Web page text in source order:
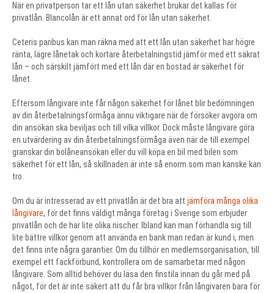
När en privatperson tar ett lån utan säkerhet brukar det kallas för
privatlån. Blancolån är ett annat ord för lån utan säkerhet.
Ceteris paribus kan man räkna med att ett lån utan säkerhet har högre
ränta, lägre lånetak och kortare återbetalningstid jämför med ett säkrat
lån – och särskilt jämfört med ett lån där en bostad är säkerhet för
lånet.
Eftersom långivare inte får någon säkerhet för lånet blir bedömningen
av din återbetalningsförmåga ännu viktigare när de försöker avgöra om
din ansökan ska beviljas och till vilka villkor. Dock måste långivare göra
en utvärdering av din återbetalningsförmåga även när de till exempel
granskar din bolåneansökan eller du vill köpa en bil med bilen som
säkerhet för ett lån, så skillnaden är inte så enorm som man kanske kan
tro.
Om du är intresserad av ett privatlån är det bra att jämföra många olika
långivare, för det finns väldigt många företag i Sverige som erbjuder
privatlån och de har lite olika nischer. Ibland kan man förhandla sig till
lite bättre villkor genom att använda en bank man redan är kund i, men
det finns inte några garantier. Om du tillhör en medlemsorganisation, till
exempel ett fackförbund, kontrollera om de samarbetar med någon
långivare. Som alltid behöver du läsa den finstila innan du går med på
något, för det är inte säkert att du får bra villkor från långivaren bara för